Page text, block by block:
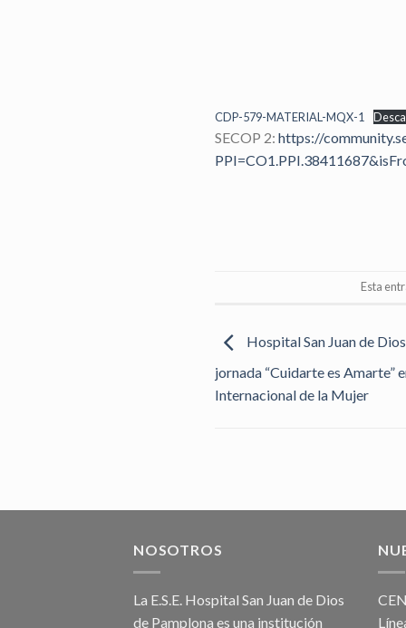
CDP-579-MATERIAL-MQX-1
SECOP 2: https://
Esta
Hospital San Juan de
jornada “Cuidarte es Amarte”
Internacional de la Mujer
NOSOTROS
La E.S.E. Hospital San Juan de Dios
de Pamplona es una institución